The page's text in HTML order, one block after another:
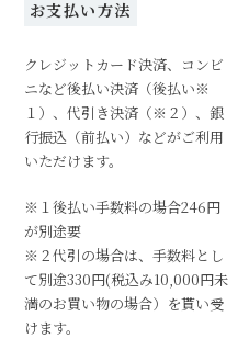
お支払い方法
クレジットカード決済、コンビ
ニなど後払い決済（後払い※
１）、代引き決済（※２）、銀
行振込（前払い）などがご利用
いただけます。
※１後払い手数料の場合246円
が別途要
※２代引の場合は、手数料とし
て別途330円(税込み10,000円未
満のお買い物の場合）を貰い受
けます。